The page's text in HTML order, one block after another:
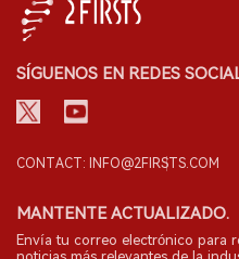
SÍGUENOS EN REDES
CONTACT: INFO@2FIRSTS.COM
MANTENTE ACTUALIZADO.
Envía tu correo electrónico para